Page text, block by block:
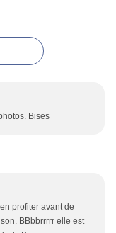
Bises
profiter avant de
BBbbrrrrr elle est